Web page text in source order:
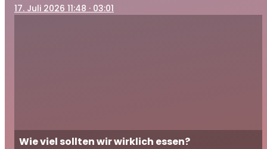
17. Juli 2026 11:48 · 03:01
Wie viel sollten wir wirklich essen?